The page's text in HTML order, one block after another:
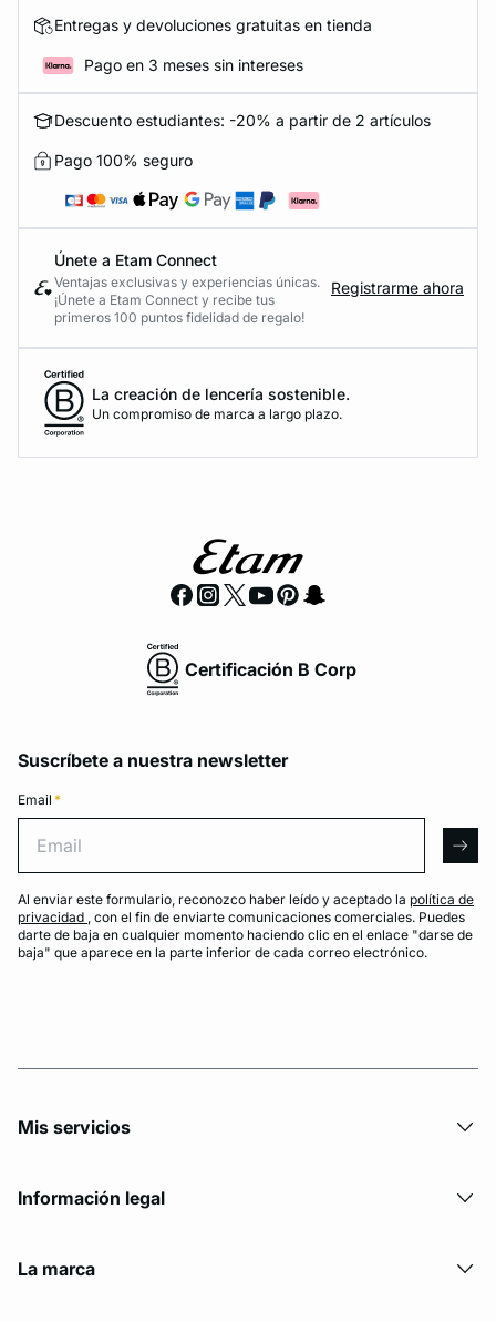
Entregas y devoluciones gratuitas en tienda
Pago en 3 meses sin intereses
Descuento estudiantes: -20% a partir de 2 artículos
Pago 100% seguro
Únete a Etam Connect
Ventajas exclusivas y experiencias únicas.
¡Únete a Etam Connect y recibe tus
primeros 100 puntos fidelidad de regalo!
Registrarme ahora
La creación de lencería sostenible.
Un compromiso de marca a largo plazo.
Certificación B Corp
Suscríbete a nuestra newsletter
Email *
Al enviar este formulario, reconozco haber leído y aceptado la política de
privacidad , con el fin de enviarte comunicaciones comerciales. Puedes
darte de baja en cualquier momento haciendo clic en el enlace "darse de
baja" que aparece en la parte inferior de cada correo electrónico.
Mis servicios
Información legal
La marca